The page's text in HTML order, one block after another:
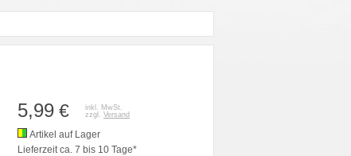
5,99 €
inkl. MwSt.
zzgl. Versand
Artikel auf Lager
Lieferzeit ca. 7 bis 10 Tage*